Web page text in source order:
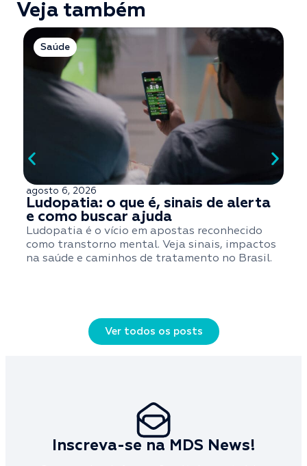
Veja também
Saúde
agosto 6, 2026
Ludopatia: o que é, sinais de alerta
e como buscar ajuda
Ludopatia é o vício em apostas reconhecido
como transtorno mental. Veja sinais, impactos
na saúde e caminhos de tratamento no Brasil.
Ver todos os posts
Inscreva-se na MDS News!